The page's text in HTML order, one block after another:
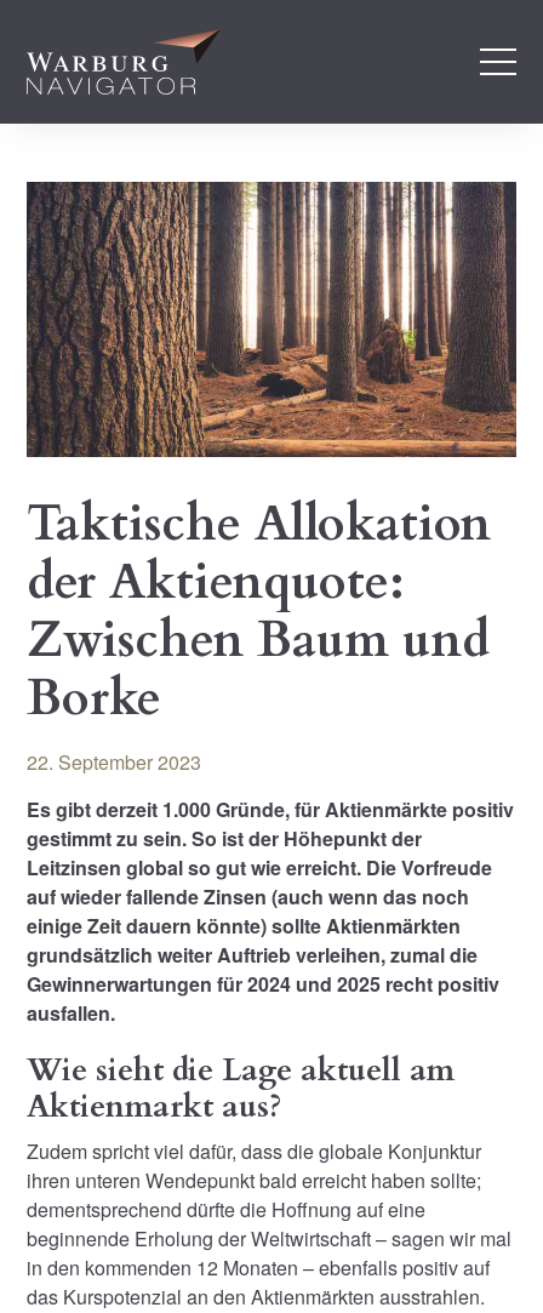
Taktische Allokation
der Aktienquote:
Zwischen Baum und
Borke
22. September 2023
Es gibt derzeit 1.000 Gründe, für Aktienmärkte positiv
gestimmt zu sein. So ist der Höhepunkt der
Leitzinsen global so gut wie erreicht. Die Vorfreude
auf wieder fallende Zinsen (auch wenn das noch
einige Zeit dauern könnte) sollte Aktienmärkten
grundsätzlich weiter Auftrieb verleihen, zumal die
Gewinnerwartungen für 2024 und 2025 recht positiv
ausfallen.
Wie sieht die Lage aktuell am
Aktienmarkt aus?
Zudem spricht viel dafür, dass die globale Konjunktur
ihren unteren Wendepunkt bald erreicht haben sollte;
dementsprechend dürfte die Hoffnung auf eine
beginnende Erholung der Weltwirtschaft – sagen wir mal
in den kommenden 12 Monaten – ebenfalls positiv auf
das Kurspotenzial an den Aktienmärkten ausstrahlen.